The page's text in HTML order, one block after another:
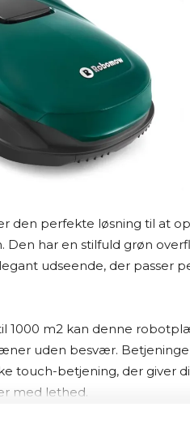
den perfekte løsning til at
har en stilfuld grøn
udseende, der passer
1000 m2 kan denne
uden besvær.
touch-betjening, der giver
med lethed.